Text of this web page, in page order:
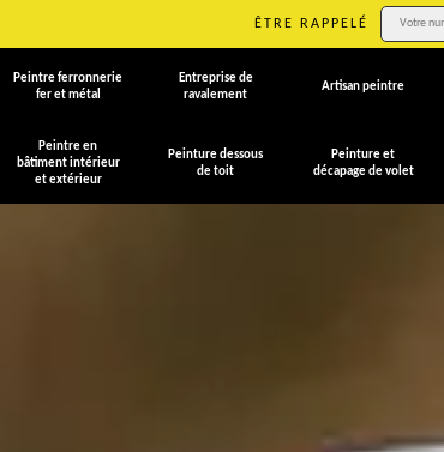
ÊTRE RAPPELÉ
Peintre ferronnerie
fer et métal
Entreprise de
ravalement
Artisan peintre
Peintre en
bâtiment intérieur
et extérieur
Peinture dessous
de toit
Peinture et
décapage de volet